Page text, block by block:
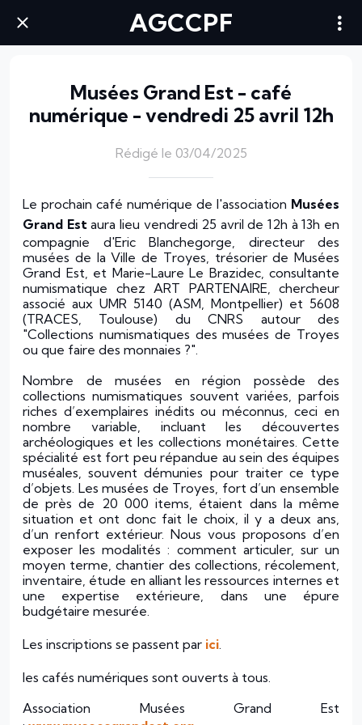
AGCCPF
Musées Grand Est - café
numérique - vendredi 25 avril 12h
Rédigé le 03/04/2025
Le prochain café numérique de l'association Musées
Grand Estaura lieu vendredi 25 avril de 12h à 13h en
compagnie d'Eric Blanchegorge, directeur des
musées de la Ville de Troyes, trésorier de Musées
Grand Est, et Marie-Laure Le Brazidec, consultante
numismatique chez ART PARTENAIRE, chercheur
associé aux UMR 5140 (ASM, Montpellier) et 5608
(TRACES, Toulouse) du CNRS autour des
"Collections numismatiques des musées de Troyes
ou que faire des monnaies ?".
Nombre de musées en région possède des
collections numismatiques souvent variées, parfois
riches d’exemplaires inédits ou méconnus, ceci en
nombre variable, incluant les découvertes
archéologiques et les collections monétaires. Cette
spécialité est fort peu répandue au sein des équipes
muséales, souvent démunies pour traiter ce type
d’objets. Les musées de Troyes, fort d’un ensemble
de près de 20 000 items, étaient dans la même
situation et ont donc fait le choix, il y a deux ans,
d’un renfort extérieur. Nous vous proposons d’en
exposer les modalités : comment articuler, sur un
moyen terme, chantier des collections, récolement,
inventaire, étude en alliant les ressources internes et
une expertise extérieure, dans une épure
budgétaire mesurée.
Les inscriptions se passent par ici
les cafés numériques sont ouverts à tous.
Association Musées Grand Est